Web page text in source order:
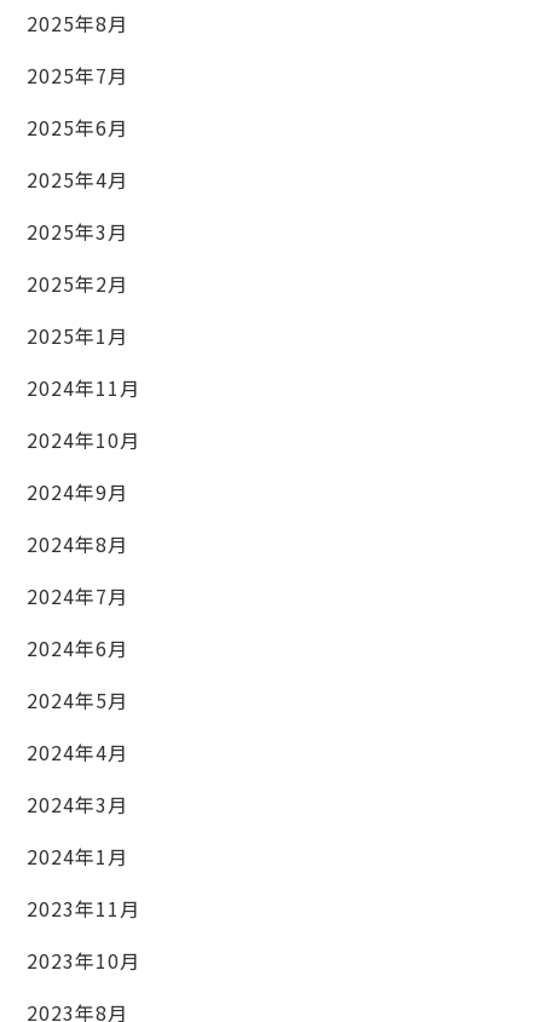
2025年8月
2025年7月
2025年6月
2025年4月
2025年3月
2025年2月
2025年1月
2024年11月
2024年10月
2024年9月
2024年8月
2024年7月
2024年6月
2024年5月
2024年4月
2024年3月
2024年1月
2023年11月
2023年10月
2023年8月